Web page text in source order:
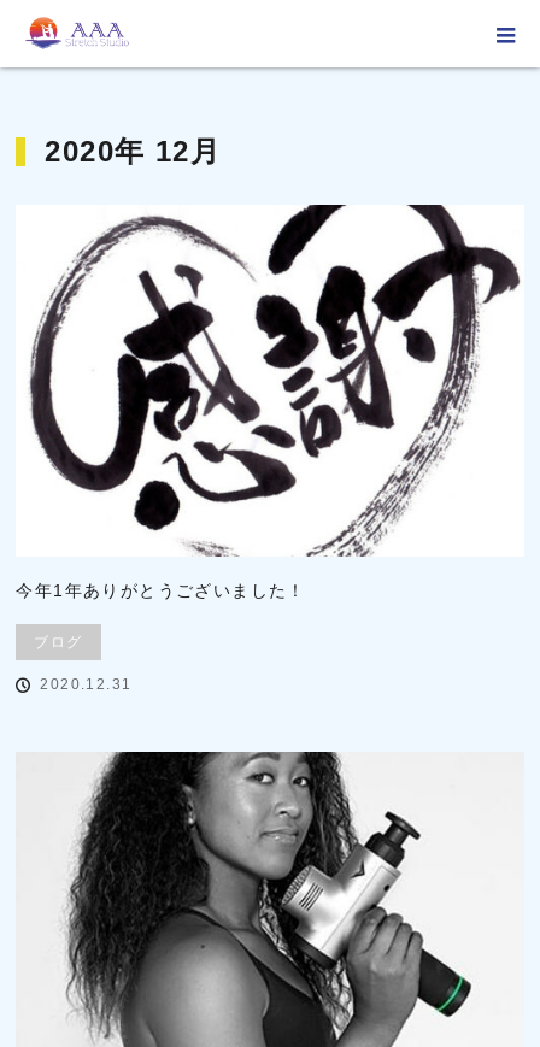
2020年 12月
2020年 12月
今年1年ありがとうございました！
ブログ
2020.12.31